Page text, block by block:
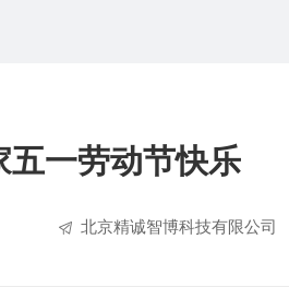
五一劳动节快乐
北京精诚智博科技有限公司